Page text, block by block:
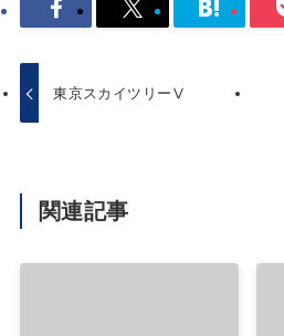
東京スカイツリーⅤ
関連記事